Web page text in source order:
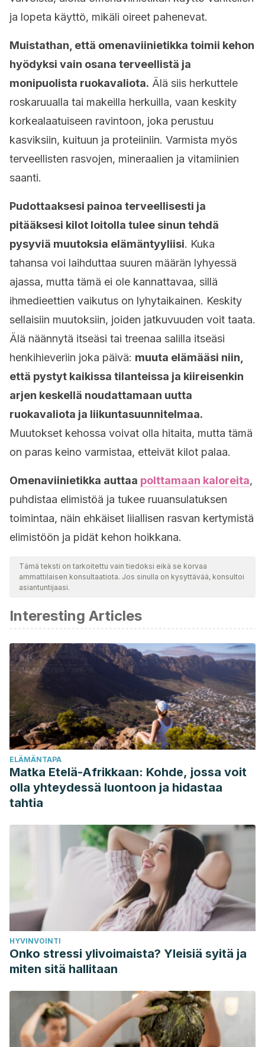
ja lopeta käyttö, mikäli oireet pahenevat.
Muistathan, että omenaviinietikka toimii kehon
hyödyksi vain osana terveellistä ja
monipuolista ruokavaliota. Älä siis herkuttele
roskaruualla tai makeilla herkuilla, vaan keskity
korkealaatuiseen ravintoon, joka perustuu
kasviksiin, kuituun ja proteiiniin. Varmista myös
terveellisten rasvojen, mineraalien ja vitamiinien
saanti.
Pudottaaksesi painoa terveellisesti ja
pitääksesi kilot loitolla tulee sinun tehdä
pysyviä muutoksia elämäntyyliisi. Kuka
tahansa voi laihduttaa suuren määrän lyhyessä
ajassa, mutta tämä ei ole kannattavaa, sillä
ihmedieettien vaikutus on lyhytaikainen. Keskity
sellaisiin muutoksiin, joiden jatkuvuuden voit taata.
Älä näännytä itseäsi tai treenaa salilla itseäsi
henkihieveriin joka päivä: muuta elämääsi niin,
että pystyt kaikissa tilanteissa ja kiireisenkin
arjen keskellä noudattamaan uutta
ruokavaliota ja liikuntasuunnitelmaa.
Muutokset kehossa voivat olla hitaita, mutta tämä
on paras keino varmistaa, etteivät kilot palaa.
Omenaviinietikka auttaa polttamaan kaloreita,
puhdistaa elimistöä ja tukee ruuansulatuksen
toimintaa, näin ehkäiset liiallisen rasvan kertymistä
elimistöön ja pidät kehon hoikkana.
Tämä teksti on tarkoitettu vain tiedoksi eikä se korvaa
ammattilaisen konsultaatiota. Jos sinulla on kysyttävää, konsultoi
asiantuntijaasi.
Interesting Articles
ELÄMÄNTAPA
Matka Etelä-Afrikkaan: Kohde, jossa voit
olla yhteydessä luontoon ja hidastaa
tahtia
HYVINVOINTI
Onko stressi ylivoimaista? Yleisiä syitä ja
miten sitä hallitaan